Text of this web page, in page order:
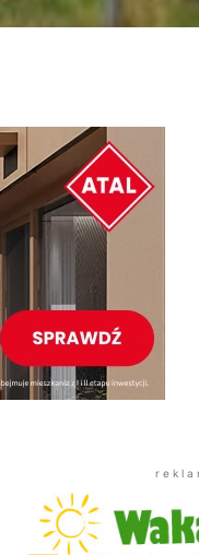
r e k l a